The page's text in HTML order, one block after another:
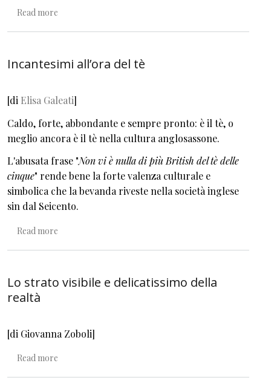
Read more
Incantesimi all’ora del tè
[di Elisa Galeati]
Caldo, forte, abbondante e sempre pronto: è il tè, o
meglio ancora è il tè nella cultura anglosassone.
L'abusata frase "Non vi è nulla di più British del tè delle
cinque" rende bene la forte valenza culturale e
simbolica che la bevanda riveste nella società inglese
sin dal Seicento.
Read more
Lo strato visibile e delicatissimo della
realtà
[di Giovanna Zoboli]
Read more